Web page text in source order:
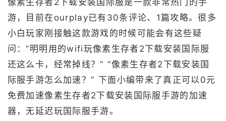
游，目前在ourplay已有30条评论、1篇攻略。很多
小白玩家刚接触这款游戏的时候可能会有这些疑
问：“明明用的wifi玩像素生存者2下载安装国际服
还这么卡，经常掉线？” “像素生存者2下载安装国
际服手游怎么加速？” 下面小编带来了真正可以0元
免费加速像素生存者2下载安装国际服手游的加速
器，无延迟玩国际服手游。